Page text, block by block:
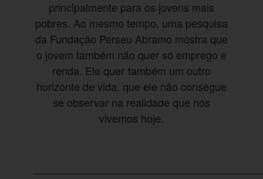
principalmente para os jovens mais
pobres. Ao mesmo tempo, uma pesquisa
da Fundação Perseu Abramo mostra que
o jovem também não quer só emprego e
renda. Ele quer também um outro
horizonte de vida, que ele não consegue
se observar na realidade que nós
vivemos hoje.